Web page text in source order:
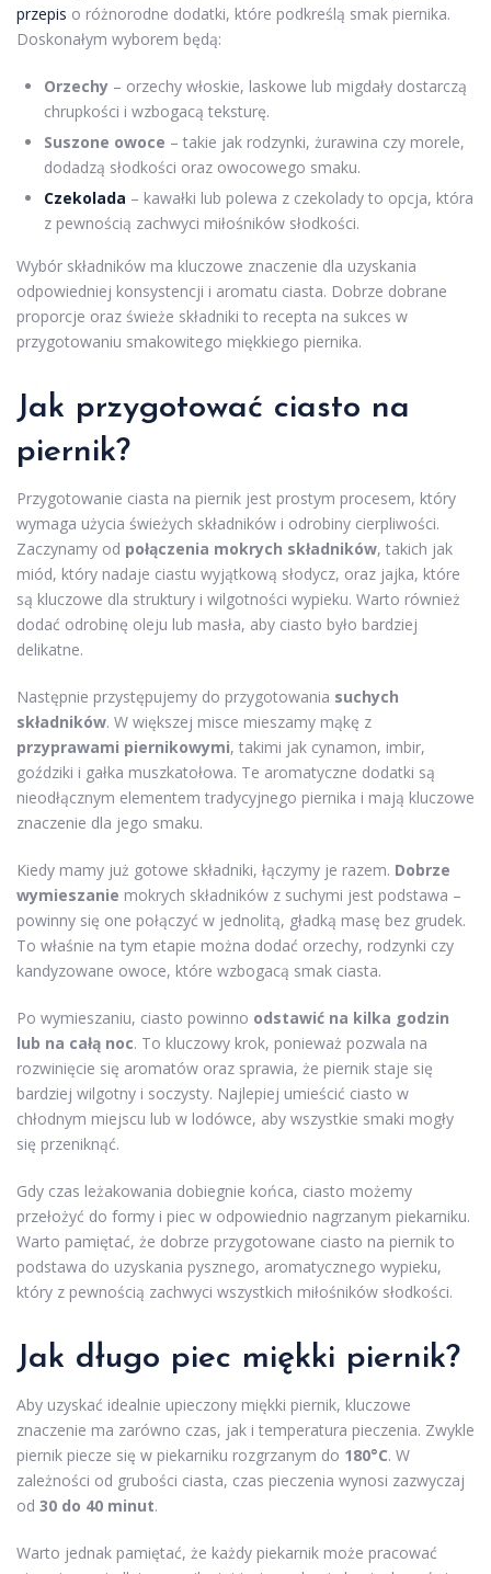
przepis o różnorodne dodatki, które podkreślą smak piernika.
Doskonałym wyborem będą:
Orzechy – orzechy włoskie, laskowe lub migdały dostarczą
chrupkości i wzbogacą teksturę.
Suszone owoce – takie jak rodzynki, żurawina czy morele,
dodadzą słodkości oraz owocowego smaku.
Czekolada – kawałki lub polewa z czekolady to opcja, która
z pewnością zachwyci miłośników słodkości.
Wybór składników ma kluczowe znaczenie dla uzyskania
odpowiedniej konsystencji i aromatu ciasta. Dobrze dobrane
proporcje oraz świeże składniki to recepta na sukces w
przygotowaniu smakowitego miękkiego piernika.
Jak przygotować ciasto na
piernik?
Przygotowanie ciasta na piernik jest prostym procesem, który
wymaga użycia świeżych składników i odrobiny cierpliwości.
Zaczynamy od połączenia mokrych składników, takich jak
miód, który nadaje ciastu wyjątkową słodycz, oraz jajka, które
są kluczowe dla struktury i wilgotności wypieku. Warto również
dodać odrobinę oleju lub masła, aby ciasto było bardziej
delikatne.
Następnie przystępujemy do przygotowania suchych
składników. W większej misce mieszamy mąkę z
przyprawami piernikowymi, takimi jak cynamon, imbir,
goździki i gałka muszkatołowa. Te aromatyczne dodatki są
nieodłącznym elementem tradycyjnego piernika i mają kluczowe
znaczenie dla jego smaku.
Kiedy mamy już gotowe składniki, łączymy je razem. Dobrze
wymieszanie mokrych składników z suchymi jest podstawa –
powinny się one połączyć w jednolitą, gładką masę bez grudek.
To właśnie na tym etapie można dodać orzechy, rodzynki czy
kandyzowane owoce, które wzbogacą smak ciasta.
Po wymieszaniu, ciasto powinno odstawić na kilka godzin
lub na całą noc. To kluczowy krok, ponieważ pozwala na
rozwinięcie się aromatów oraz sprawia, że piernik staje się
bardziej wilgotny i soczysty. Najlepiej umieścić ciasto w
chłodnym miejscu lub w lodówce, aby wszystkie smaki mogły
się przeniknąć.
Gdy czas leżakowania dobiegnie końca, ciasto możemy
przełożyć do formy i piec w odpowiednio nagrzanym piekarniku.
Warto pamiętać, że dobrze przygotowane ciasto na piernik to
podstawa do uzyskania pysznego, aromatycznego wypieku,
który z pewnością zachwyci wszystkich miłośników słodkości.
Jak długo piec miękki piernik?
Aby uzyskać idealnie upieczony miękki piernik, kluczowe
znaczenie ma zarówno czas, jak i temperatura pieczenia. Zwykle
piernik piecze się w piekarniku rozgrzanym do 180°C. W
zależności od grubości ciasta, czas pieczenia wynosi zazwyczaj
od 30 do 40 minut.
Warto jednak pamiętać, że każdy piekarnik może pracować